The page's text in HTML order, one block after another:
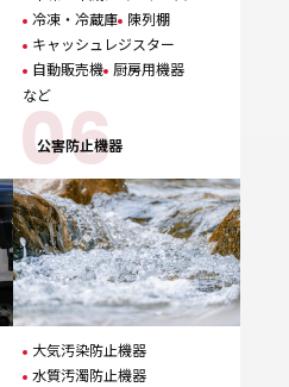
冷凍・冷蔵庫 陳列棚
キャッシュレジスター
自動販売機 厨房用機器
など
公害防止機器
大気汚染防止機器
水質汚濁防止機器